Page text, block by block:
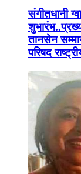
संगीतधानी
तानसेन
परिषद